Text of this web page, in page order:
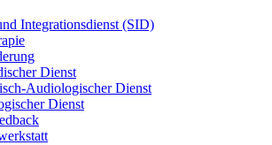
Integrationsdienst (SID)
Dienst
Audiologischer Dienst
Dienst